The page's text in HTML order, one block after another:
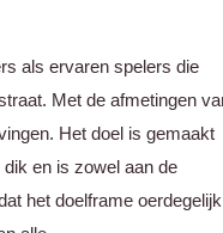
als ervaren spelers die
Met de afmetingen
Het doel is gemaakt
en is zowel aan de
het doelframe oerdegelijk